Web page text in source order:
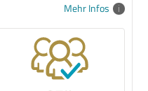
Mehr Infos